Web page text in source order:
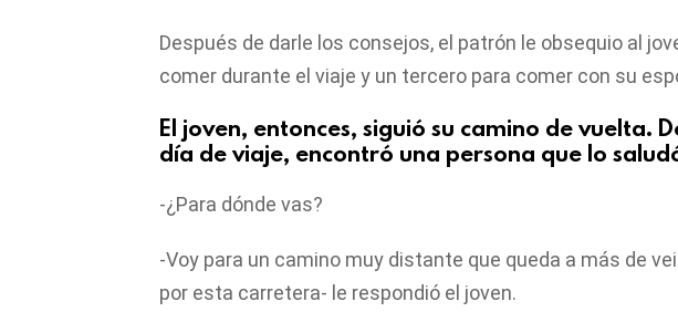
Después de darle los consejos, el patrón le obsequio al
comer durante el viaje y un tercero para comer con su
El joven, entonces, siguió su camino de vuelta.
día de viaje, encontró una persona que lo
-¿Para dónde vas?
-Voy para un camino muy distante que queda a más de
por esta carretera- le respondió el joven.